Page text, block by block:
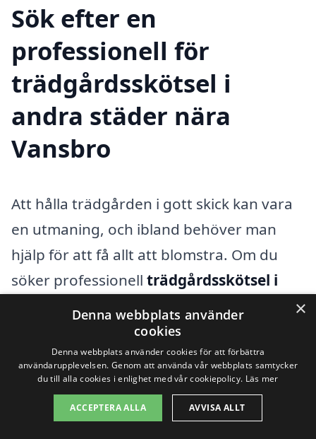
Sök efter en
professionell för
trädgårdsskötsel i
andra städer nära
Vansbro
Att hålla trädgården i gott skick kan vara
en utmaning, och ibland behöver man
hjälp för att få allt att blomstra. Om du
söker professionell trädgårdsskötsel i
, kan det vara en bra idé att även
titta på service från närliggande städer.
Många företag erbjuder högkvalitativa
tjänster för trädgårdsskötsel och kan
snabbt hjälpa dig med allt från
×
Denna webbplats använder
cookies
Denna webbplats använder cookies för att förbättra
användarupplevelsen. Genom att använda vår webbplats samtycker
du till alla cookies i enlighet med vår cookiepolicy. Läs mer
ACCEPTERA ALLA AVVISA ALLT